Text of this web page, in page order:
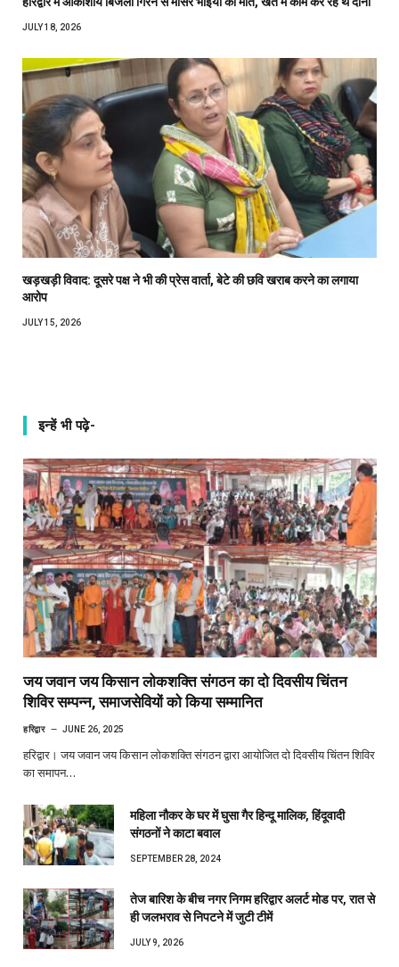
JULY 18, 2026
खड़खड़ी विवाद: दूसरे पक्ष ने भी की प्रेस वार्ता, बेटे की छवि खराब करने का लगाया
आरोप
JULY 15, 2026
इन्हें भी पढ़े-
जय जवान जय किसान लोकशक्ति संगठन का दो दिवसीय चिंतन
शिविर सम्पन्न, समाजसेवियों को किया सम्मानित
हरिद्वार JUNE 26, 2025
हरिद्वार। जय जवान जय किसान लोकशक्ति संगठन द्वारा आयोजित दो दिवसीय चिंतन शिविर
का समापन…
महिला नौकर के घर में घुसा गैर हिन्दू मालिक, हिंदूवादी
संगठनों ने काटा बवाल
SEPTEMBER 28, 2024
तेज बारिश के बीच नगर निगम हरिद्वार अलर्ट मोड पर, रात से
ही जलभराव से निपटने में जुटी टीमें
JULY 9, 2026